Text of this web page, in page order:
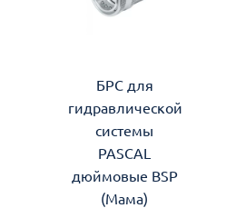
БРС для
гидравлической
системы
PASCAL
дюймовые BSP
(Мама)